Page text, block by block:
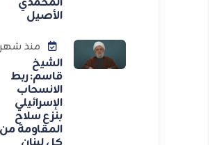
الأصيل
منذ شهر
الشيخ
قاسم: ربط
الانسحاب
الإسرائيلي
بنزع سلاح
المقاومة من